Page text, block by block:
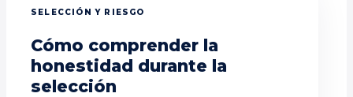
SELECCIÓN Y RIESGO
Cómo comprender la
honestidad durante la
selección